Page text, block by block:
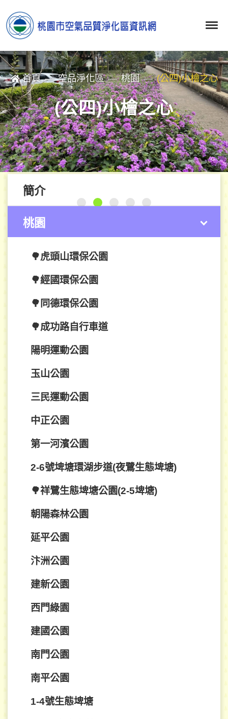
首頁 空品淨化區 桃園 (公四)小檜之心
(公四)小檜之心
簡介
桃園
🌳虎頭山環保公園
🌳經國環保公園
🌳同德環保公園
🌳成功路自行車道
陽明運動公園
玉山公園
三民運動公園
中正公園
第一河濱公園
2-6號埤塘環湖步道(夜鷺生態埤塘)
🌳祥鷺生態埤塘公園(2-5埤塘)
朝陽森林公園
延平公園
汴洲公園
建新公園
西門綠園
建國公園
南門公園
南平公園
1-4號生態埤塘